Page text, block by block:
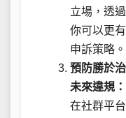
立場，透
你可以更
申訴策略。
預防勝於
未來違規：
在社群平